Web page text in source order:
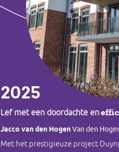
2025
Lef met een doordachte en
Jacco van den HogenVan den
Met het prestigieuze project